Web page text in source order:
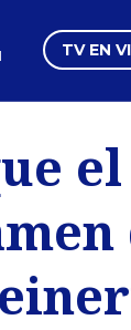
TV EN